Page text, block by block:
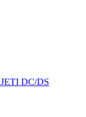
DC/DS